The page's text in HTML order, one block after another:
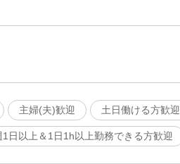
主婦(夫)歓迎 土日働ける方歓迎
日以上＆1日1h以上勤務できる方歓迎